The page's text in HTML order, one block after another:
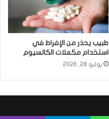
طبيب يحذر من الإفراط في
استخدام مكملات الكالسيوم
يوليو 28, 2026